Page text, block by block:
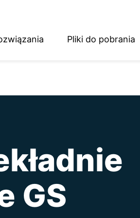
Pliki do pobrania
GS